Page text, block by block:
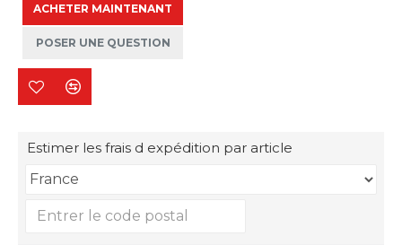
ACHETER MAINTENANT
POSER UNE QUESTION
Estimer les frais d expédition par article